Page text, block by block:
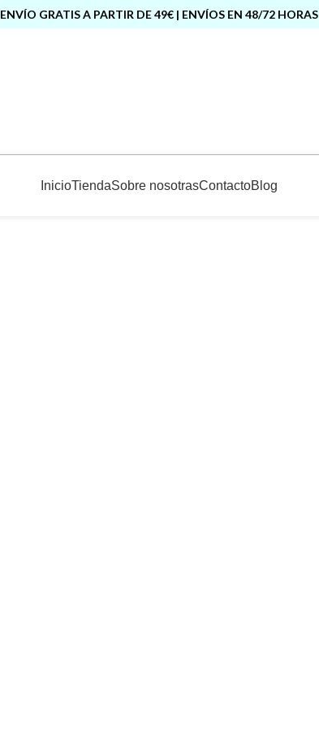
ENVÍO GRATIS A PARTIR DE 49€ | ENVÍOS EN 48/72 HORAS
InicioTiendaSobre nosotrasContactoBlog